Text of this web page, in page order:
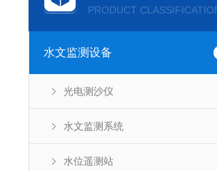
PRODUCT
水文监测设备
光电测沙仪
水文监测系统
水位遥测站